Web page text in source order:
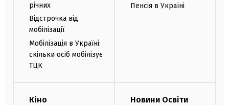
річних
Відстрочка від
мобілізації
Мобілізація в Україні:
скільки осіб мобілізує
ТЦК
Пенсія в Україні
Кіно Новини Освіти